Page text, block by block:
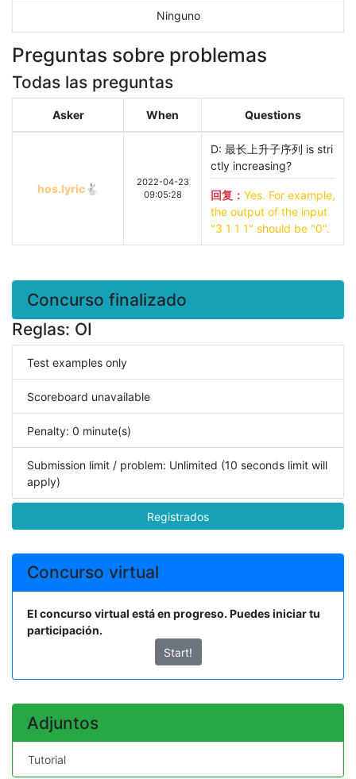
Ninguno
Preguntas sobre problemas
Todas las preguntas
Asker When Questions
hos.lyric🐇
2022-04-23
09:05:28
D: 最长上升子序列 is stri
ctly increasing?
回复： Yes. For example,
the output of the input
"3 1 1 1" should be "0".
Concurso finalizado
Reglas: OI
Test examples only
Scoreboard unavailable
Penalty: 0 minute(s)
Submission limit / problem: Unlimited (10 seconds limit will
apply)
Registrados
Concurso virtual
El concurso virtual está en progreso. Puedes iniciar tu
participación.
Start!
Adjuntos
Tutorial